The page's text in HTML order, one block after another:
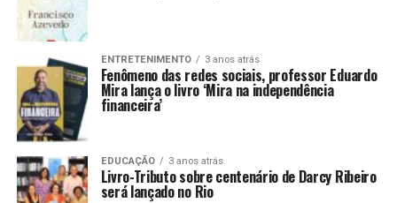
ENTRETENIMENTO 3 anos atrás
Fenômeno das redes sociais, professor Eduardo
Mira lança o livro ‘Mira na independência
financeira’
EDUCAÇÃO 3 anos atrás
Livro-Tributo sobre centenário de Darcy Ribeiro
será lançado no Rio